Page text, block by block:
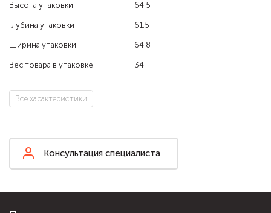
Высота упаковки 64.5
Глубина упаковки 61.5
Ширина упаковки 64.8
Вес товара в упаковке 34
Все характеристики
Консультация специалиста